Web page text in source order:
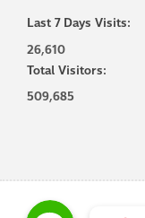
Last 7 Days Visits:
26,610
Total Visitors:
509,685
Line
Line